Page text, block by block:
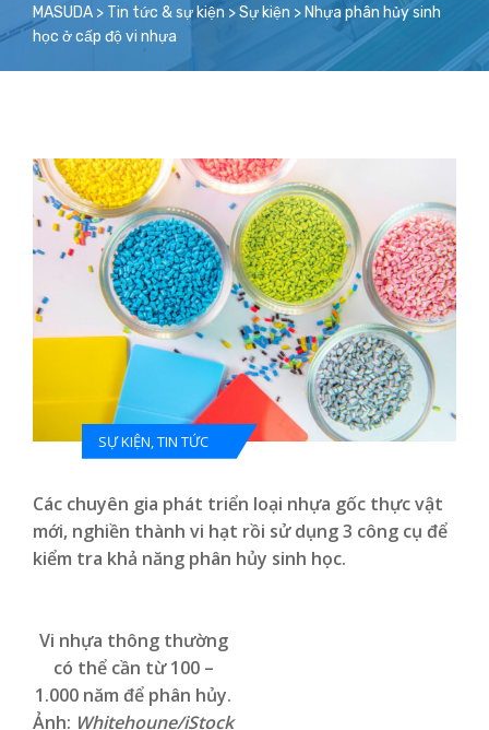
MASUDA > Tin tức & sự kiện >Sự kiện > Nhựa phân hủy sinh
học ở cấp độ vi nhựa
SỰ KIỆN,TIN TỨC
Các chuyên gia phát triển loại nhựa gốc thực vật
mới, nghiền thành vi hạt rồi sử dụng 3 công cụ để
kiểm tra khả năng phân hủy sinh học.
Vi nhựa thông thường
có thể cần từ 100 –
1.000 năm để phân hủy.
Ảnh: Whitehoune/iStock